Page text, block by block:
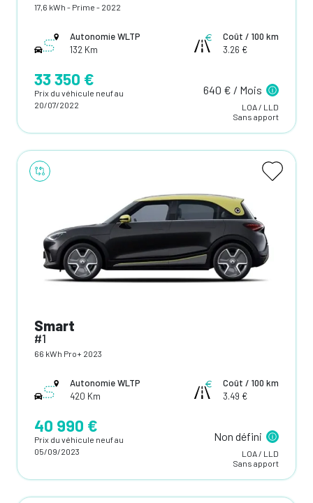
17,6 kWh - Prime - 2022
Autonomie WLTP
132 Km
Coût / 100 km
3.26 €
33 350 €
Prix du véhicule neuf au
20/07/2022
640 € / Mois
LOA / LLD
Sans apport
Smart
#1
66 kWh Pro+ 2023
Autonomie WLTP
420 Km
Coût / 100 km
3.49 €
40 990 €
Prix du véhicule neuf au
05/09/2023
Non défini
LOA / LLD
Sans apport